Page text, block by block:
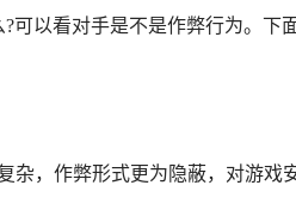
可以看对手是不是作弊行为。下
，作弊形式更为隐蔽，对游戏